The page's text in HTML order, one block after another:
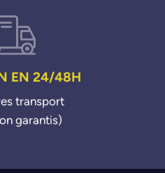
EN 24/48H
transport
garantis)